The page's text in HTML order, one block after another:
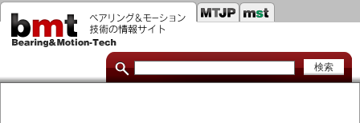
メ
イ
テ
カ
ン
ダ